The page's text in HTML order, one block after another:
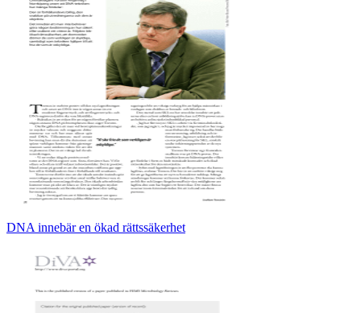
DNA innebär en ökad rättssäkerhet